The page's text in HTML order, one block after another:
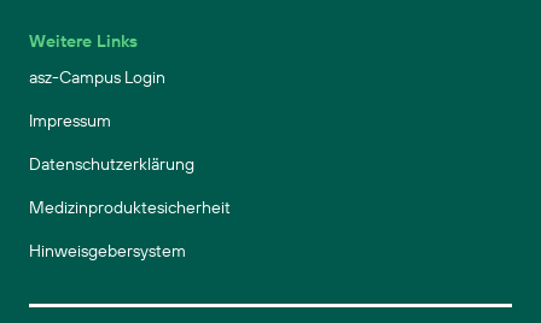
Weitere Links
asz-Campus Login
Impressum
Datenschutzerklärung
Medizinproduktesicherheit
Hinweisgebersystem